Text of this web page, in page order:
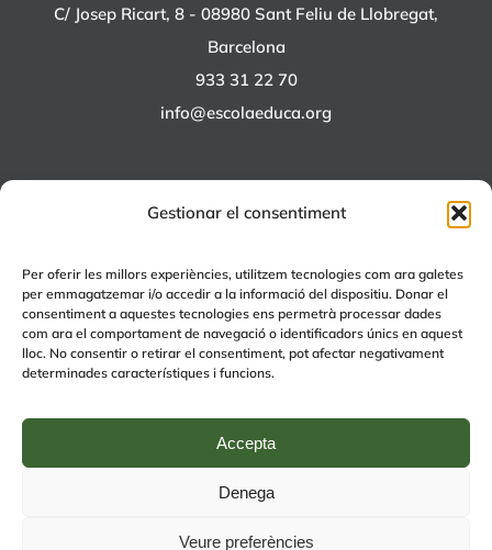
Gestionar el consentiment
Per oferir les millors experiències, utilitzem tecnologies com ara galetes
per emmagatzemar i/o accedir a la informació del dispositiu. Donar el
consentiment a aquestes tecnologies ens permetrà processar dades
com ara el comportament de navegació o identificadors únics en aquest
lloc. No consentir o retirar el consentiment, pot afectar negativament
determinades característiques i funcions.
Accepta
Denega
Veure preferències
C/ Josep Ricart, 8 - 08980 Sant Feliu de Llobregat,
Barcelona
933 31 22 70
info@escolaeduca.org
+EDUCA
EDUCA Espai Lúdic
EDUCA Serveis
privacitat (RGPD)| byrmdisseny